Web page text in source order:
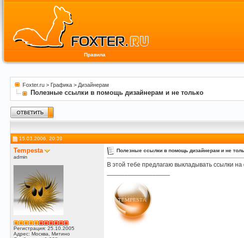
Правила
Foxter.ru > Графика > Дизайнерам
Полезные ссылки в помощь дизайнерам и не только
15.03.2006, 20:39
Tempesta
admin
Регистрация: 25.10.2005
Адрес: Москва, Митино
Полезные ссылки в помощь дизайнерам и не
В этой тебе предлагаю выкладывать ссылки